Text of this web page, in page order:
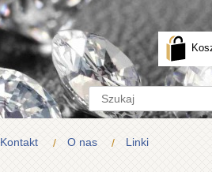
Kontakt O nas Linki